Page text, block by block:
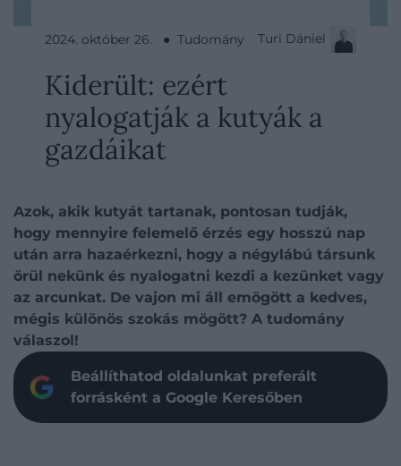
2024. október 26. ● Tudomány Turi Dániel
Kiderült: ezért
nyalogatják a kutyák a
gazdáikat
Azok, akik kutyát tartanak, pontosan tudják,
hogy mennyire felemelő érzés egy hosszú nap
után arra hazaérkezni, hogy a négylábú társunk
örül nekünk és nyalogatni kezdi a kezünket vagy
az arcunkat. De vajon mi áll emögött a kedves,
mégis különös szokás mögött? A tudomány
válaszol!
Beállíthatod oldalunkat preferált
forrásként a Google Keresőben